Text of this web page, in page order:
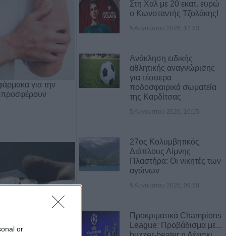
or
για την
οικονομικές
Στη Χαλ με 20 εκατ. ευρώ
ο Κωνσταντής Τζολάκης!
5 Αυγούστου 2026, 12:53
Ανάκληση ειδικής
αθλητικής αναγνώρισης
για τέσσερα
ποδοσφαιρικά σωματεία
της Καρδίτσας
5 Αυγούστου 2026, 10:15
27ος Κολυμβητικός
Διάπλους Λίμνης
Πλαστήρα: Οι νικητές των
αγώνων
5 Αυγούστου 2026, 09:50
Προκριματικά Champions
League: Προβάδισμα με...